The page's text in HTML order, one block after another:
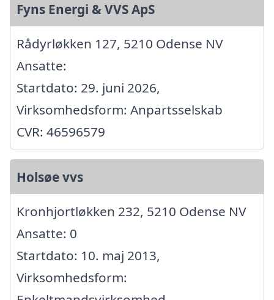
Fyns Energi & VVS ApS
Rådyrløkken 127, 5210 Odense NV
Ansatte:
Startdato: 29. juni 2026,
Virksomhedsform: Anpartsselskab
CVR: 46596579
Holsøe vvs
Kronhjortløkken 232, 5210 Odense NV
Ansatte: 0
Startdato: 10. maj 2013,
Virksomhedsform: